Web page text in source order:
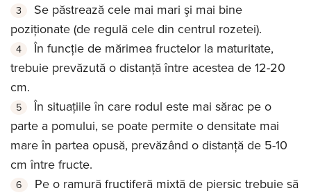
Se păstrează cele mai mari şi mai bine
poziţionate (de regulă cele din centrul rozetei).
În funcţie de mărimea fructelor la maturitate,
trebuie prevăzută o distanţă între acestea de 12-20
cm.
În situaţiile în care rodul este mai sărac pe o
parte a pomului, se poate permite o densitate mai
mare în partea opusă, prevăzând o distanţă de 5-10
cm între fructe.
Pe o ramură fructiferă mixtă de piersic trebuie să